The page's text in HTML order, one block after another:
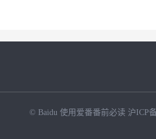
© Baidu 使用爱番番前必读 沪ICP